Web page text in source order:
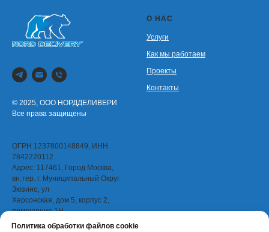
Политика обработки файлов cookie
© 2025, ООО НОРДДЕЛИВЕРИ
Все права защищены
ОГРН 1237800148849, ИНН
7842220112
Адрес: 117461, Город Москва,
вн.тер. г. Муниципальный Округ
Зюзино, ул
Херсонская, дом 5, корпус 2,
помещение 1Н
О НАС
Услуги
Как мы работаем
Проекты
Контакты